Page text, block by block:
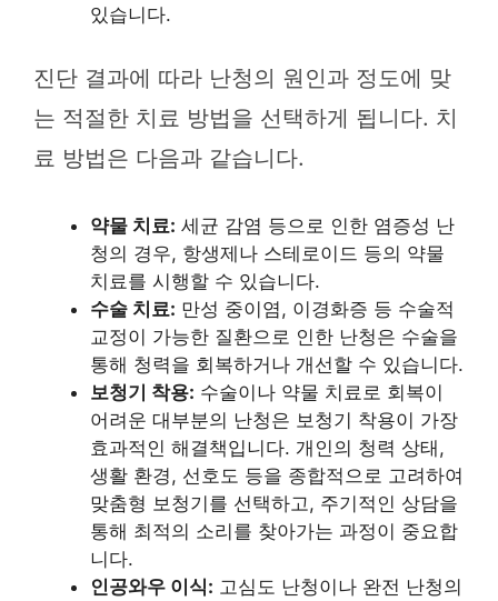
있습니다.
진단 결과에 따라 난청의 원인과 정도에 맞
는 적절한 치료 방법을 선택하게 됩니다. 치
료 방법은 다음과 같습니다.
약물 치료: 세균 감염 등으로 인한 염증성 난
청의 경우, 항생제나 스테로이드 등의 약물
치료를 시행할 수 있습니다.
수술 치료: 만성 중이염, 이경화증 등 수술적
교정이 가능한 질환으로 인한 난청은 수술을
통해 청력을 회복하거나 개선할 수 있습니다.
보청기 착용: 수술이나 약물 치료로 회복이
어려운 대부분의 난청은 보청기 착용이 가장
효과적인 해결책입니다. 개인의 청력 상태,
생활 환경, 선호도 등을 종합적으로 고려하여
맞춤형 보청기를 선택하고, 주기적인 상담을
통해 최적의 소리를 찾아가는 과정이 중요합
니다.
인공와우 이식: 고심도 난청이나 완전 난청의